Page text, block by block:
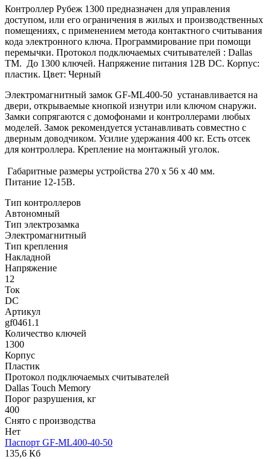
Контроллер Рубеж 1300 предназначен для управления
доступом, или его ограничения в жилых и производственных
помещениях, с применением метода контактного считывания
кода электронного ключа. Программирование при помощи
перемычки. Протокол подключаемых считывателей : Dallas
TM. До 1300 ключей. Напряжение питания 12В DC. Корпус:
пластик. Цвет: Черный
Электромагнитный замок GF-ML400-50 устанавливается на
двери, открываемые кнопкой изнутри или ключом снаружи.
Замки сопрягаются с домофонами и контроллерами любых
моделей. Замок рекомендуется устанавливать совместно с
дверным доводчиком. Усилие удержания 400 кг. Есть отсек
для контроллера. Крепление на монтажный уголок.
Габаритные размеры устройства 270 х 56 х 40 мм.
Питание 12-15В.
Тип контроллеров
Автономный
Тип электрозамка
Электромагнитный
Тип крепления
Накладной
Напряжение
12
Ток
DC
Артикул
gf0461.1
Количество ключей
1300
Корпус
Пластик
Протокол подключаемых считывателей
Dallas Touch Memory
Порог разрушения, кг
400
Снято с производства
Нет
Паспорт GF-ML400-40-50
135,6 Кб